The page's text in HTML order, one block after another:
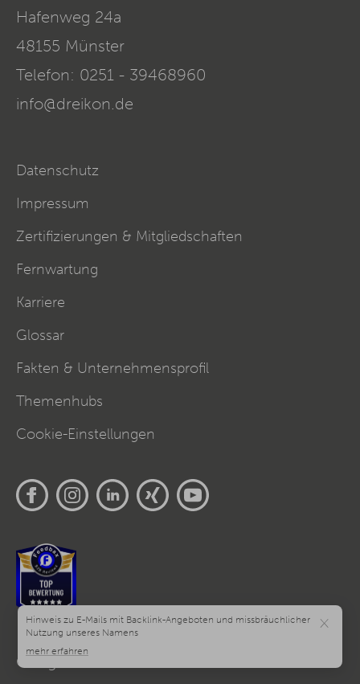
Hafenweg 24a
48155 Münster
Telefon: 0251 - 39468960
info@dreikon.de
Datenschutz
Impressum
Zertifizierungen & Mitgliedschaften
Fernwartung
Karriere
Glossar
Fakten & Unternehmensprofil
Themenhubs
Cookie-Einstellungen
Google Ads Deutschland
×